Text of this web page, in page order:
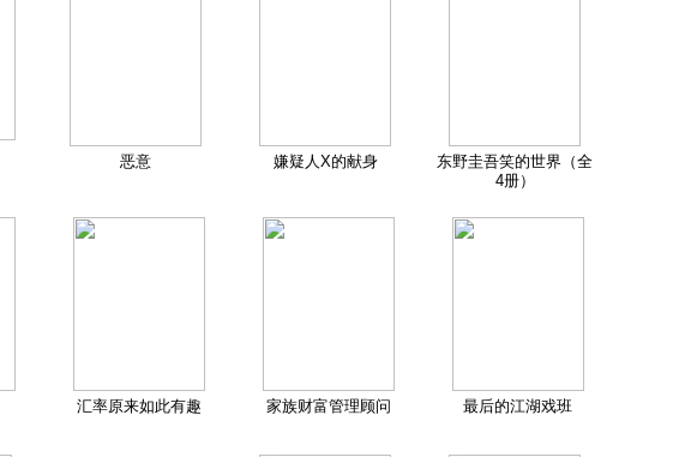
恶意 嫌疑人X的献身
东野圭吾笑的世界（全
4册）
汇率原来如此有趣 家族财富管理顾问 最后的江湖戏班